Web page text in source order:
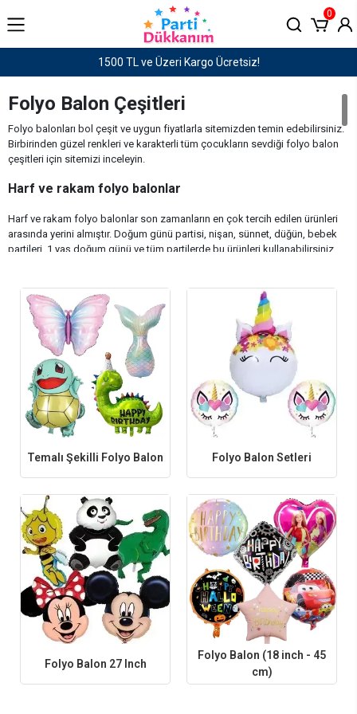
Haftaiçi saat 15:00'e kadar verilen siparişler AYNI GÜN KARGO!
0
Folyo Balon Çeşitleri
Folyo balonları bol çeşit ve uygun fiyatlarla sitemizden temin edebilirsiniz.
Birbirinden güzel renkleri ve karakterli tüm çocukların sevdiği folyo balon
çeşitleri için sitemizi inceleyin.
Harf ve rakam folyo balonlar
Harf ve rakam folyo balonlar son zamanların en çok tercih edilen ürünleri
arasında yerini almıştır. Doğum günü partisi, nişan, sünnet, düğün, bebek
partileri, 1 yaş doğum günü ve tüm partilerde bu ürünleri kullanabilirsiniz.
şişirtebilirsiniz. Uçan balon demetleri ve harf, rakam folyo balonlar ile
güzel bir buket oluşturabilirsiniz.
Çizgi Film Karakterli lisanslı folyo balonlar
Sitemizde onlarca değişik karakterlerde folyo balon bulabilmeniz
mümkündür. Çocukların en sevdiği çizgi film karakterlerinin folyo
balonlarını sayfamızda bulabilirsiniz. Disney’in çok beğenilen sevimli
kahramanlarının folyo balonlarının tamam lisanslı olup dünya devi
markaların ürünleridir. Bizlere müşterilerimiz (folyo balon satan yerler,
nerede satılır, folyo balon satın al, nereden bulurum, fiyatı ne kadar) arama
terimlerinden ulaşmaktadır. Folyo balonlar nasıl şişirilir? ve tekrar nasıl
alışveriş ile Parti Dükkanım’da.
Temalı Şekilli Folyo Balon Folyo Balon Setleri
Folyo Balon 27 Inch
Folyo Balon (18 inch - 45
cm)